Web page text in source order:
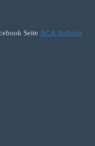
Seite ACA Astheim